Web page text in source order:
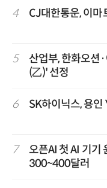
4 CJ대한통운, 이
5
산업부, 한화오션
(乙)' 선정
6 SK하이닉스, 용
7
오픈AI 첫 AI 기
300~400달러